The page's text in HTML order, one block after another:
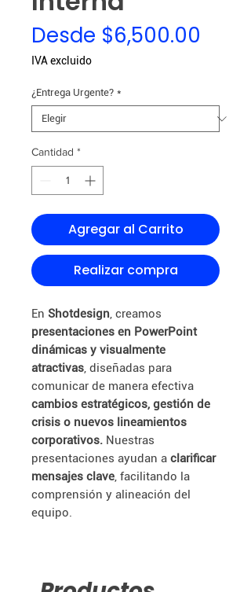
Desde $6,500.00
IVA excluido
¿Entrega Urgente? *
Cantidad *
Agregar al Carrito
Realizar compra
En Shotdesign, creamos
presentaciones en PowerPoint
dinámicas y visualmente
atractivas, diseñadas para
comunicar de manera efectiva
cambios estratégicos, gestión de
crisis o nuevos lineamientos
corporativos. Nuestras
presentaciones ayudan a clarificar
mensajes clave, facilitando la
comprensión y alineación del
equipo.